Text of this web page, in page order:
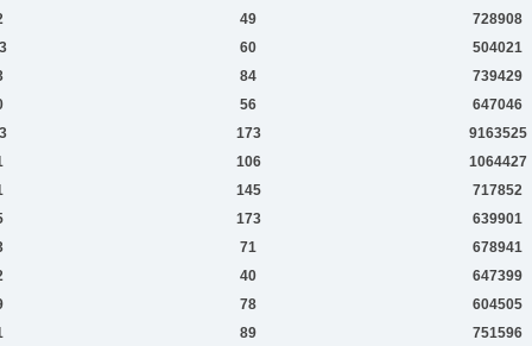
49
728908
60
504021
84
739429
56
647046
173
9163525
106
1064427
145
717852
173
639901
71
678941
40
647399
78
604505
89
751596